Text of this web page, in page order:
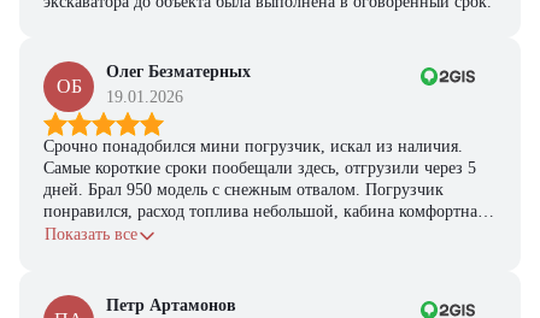
ОБ
Олег Безматерных
19.01.2026
Срочно понадобился мини погрузчик, искал из наличия.
Самые короткие сроки пообещали здесь, отгрузили через 5
дней. Брал 950 модель с снежным отвалом. Погрузчик
понравился, расход топлива небольшой, кабина комфортная,
с задачами справляется.
Показать все
Петр Артамонов